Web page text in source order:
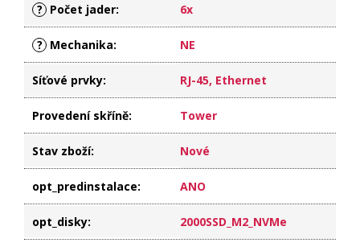
? Počet jader: 6x
? Mechanika: NE
Síťové prvky: RJ-45, Ethernet
Provedení skříně: Tower
Stav zboží: Nové
opt_predinstalace: ANO
opt_disky: 2000SSD_M2_NVMe